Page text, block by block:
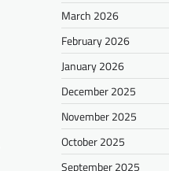
March 2026
February 2026
January 2026
December 2025
November 2025
October 2025
September 2025